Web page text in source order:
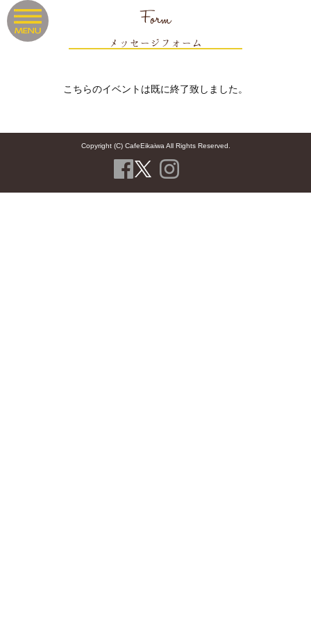
Form
メッセージフォーム
こちらのイベントは既に終了致しました。
Copyright (C) CafeEikaiwa All Rights Reserved.